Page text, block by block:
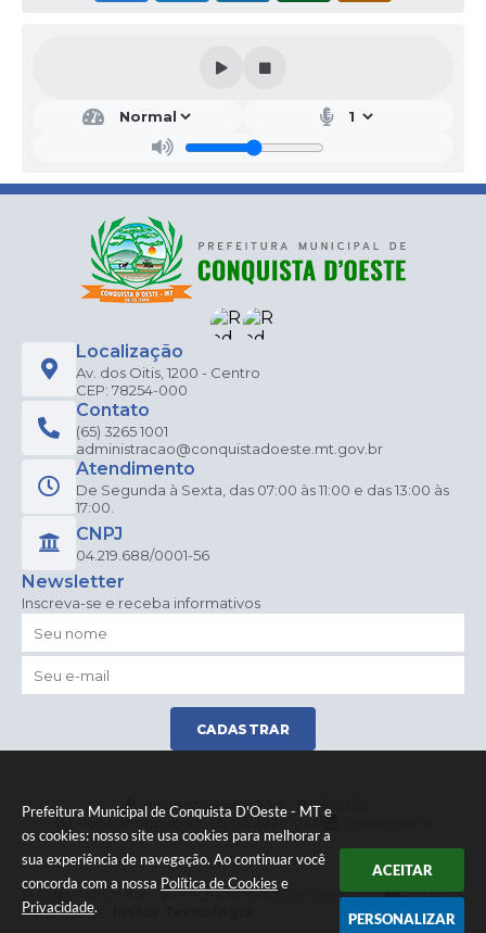
Prefeitura Municipal de Conquista D'Oeste - MT e
os cookies: nosso site usa cookies para melhorar a
sua experiência de navegação. Ao continuar você
concorda com a nossa Política de Cookies e
Privacidade.
ACEITAR
PERSONALIZAR
Localização
Av. dos Oitis, 1200 - Centro
CEP: 78254-000
Contato
(65) 3265 1001
administracao@conquistadoeste.mt.gov.br
Atendimento
De Segunda à Sexta, das 07:00 às 11:00 e das 13:00 às
17:00.
CNPJ
04.219.688/0001-56
Newsletter
Inscreva-se e receba informativos
CADASTRAR
Versão do Sistema:3.5.3 - 19/06/2026
Portal atualizado em:
© Copyright Instar - 2006-2026. Todos os direitos
reservados -